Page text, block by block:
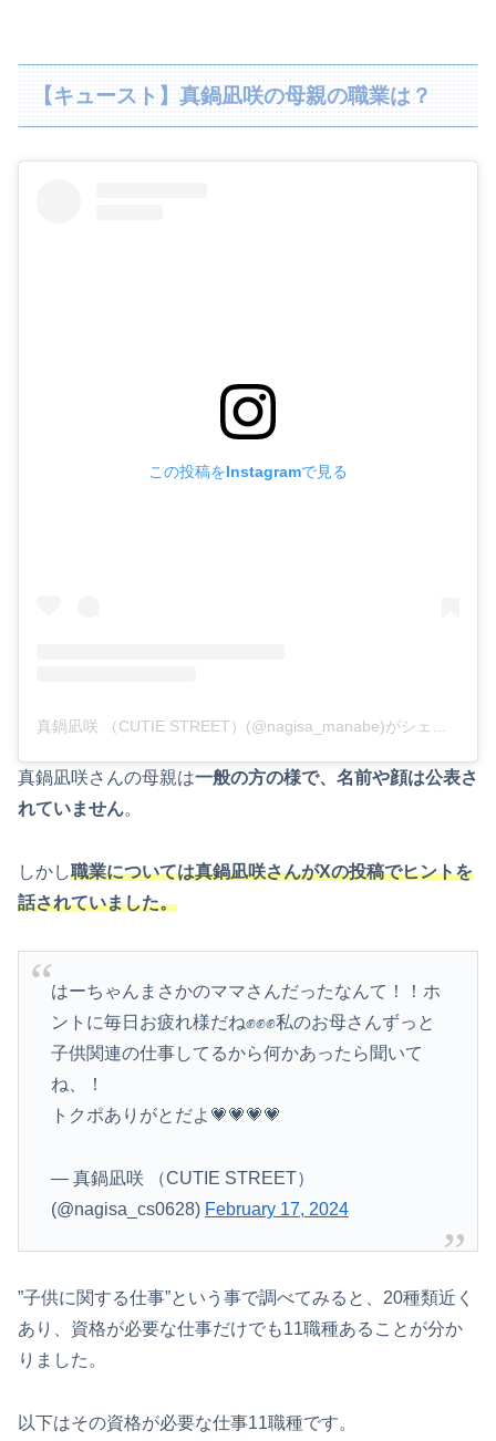
【キュースト】真鍋凪咲の母親の職業は？
この投稿をInstagramで見る
真鍋凪咲 （CUTIE STREET）(@nagisa_manabe)がシェアした投稿
真鍋凪咲さんの母親は一般の方の様で、名前や顔は公表さ
れていません。
しかし職業については真鍋凪咲さんがXの投稿でヒントを
話されていました。
はーちゃんまさかのママさんだったなんて！！ホ
ントに毎日お疲れ様だね✊✊✊私のお母さんずっと
子供関連の仕事してるから何かあったら聞いて
ね、！
トクポありがとだよ💗💗💗💗
— 真鍋凪咲 （CUTIE STREET）
(@nagisa_cs0628) February 17, 2024
”子供に関する仕事”という事で調べてみると、20種類近く
あり、資格が必要な仕事だけでも11職種あることが分か
りました。
以下はその資格が必要な仕事11職種です。